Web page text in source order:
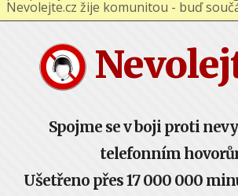
Spojme se v boji proti
telefonním
Ušetřeno přes 17 000 000
Nevolejte.cz žije komunitou - buď